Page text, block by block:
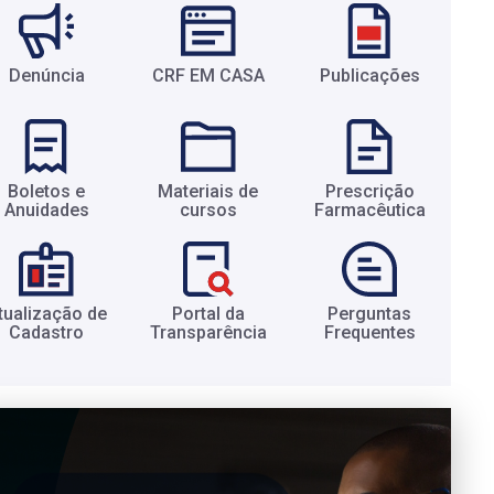
Denúncia CRF EM CASA Publicações
Boletos e
Anuidades​
Materiais de
cursos​
Prescrição
Farmacêutica​
de
Cadastro​
Portal da
Transparência​
Perguntas
Frequentes​